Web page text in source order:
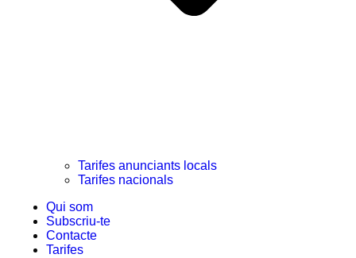
Tarifes anunciants locals
Tarifes nacionals
Qui som
Subscriu-te
Contacte
Tarifes